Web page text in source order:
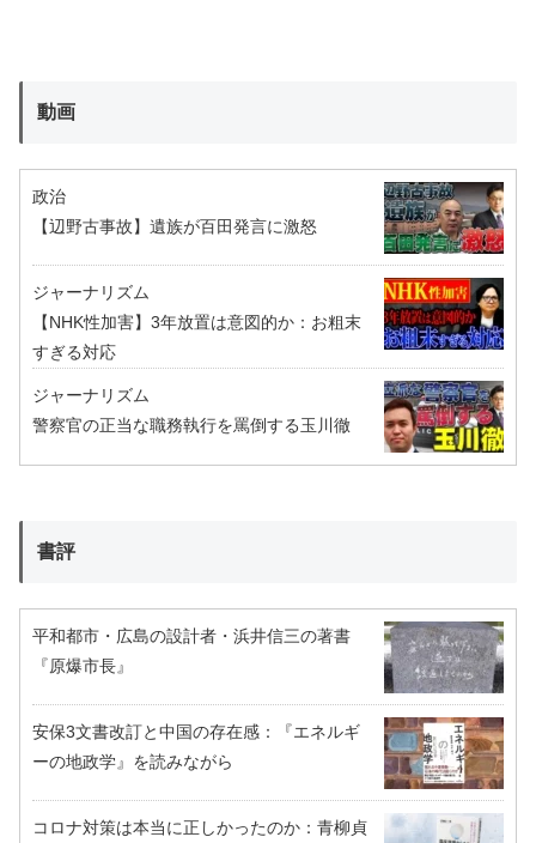
動画
政治
【辺野古事故】遺族が百田発言に激怒
ジャーナリズム
【NHK性加害】3年放置は意図的か：お粗末
すぎる対応
ジャーナリズム
警察官の正当な職務執行を罵倒する玉川徹
書評
平和都市・広島の設計者・浜井信三の著書
『原爆市長』
安保3文書改訂と中国の存在感：『エネルギ
ーの地政学』を読みながら
コロナ対策は本当に正しかったのか：青柳貞